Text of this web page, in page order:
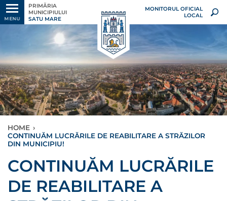
MENU
PRIMĂRIA
MUNICIPIULUI
SATU MARE
MONITORUL OFICIAL
LOCAL
HOME ›
CONTINUĂM LUCRĂRILE DE REABILITARE A STRĂZILOR
DIN MUNICIPIU!
CONTINUĂM LUCRĂRILE
DE REABILITARE A